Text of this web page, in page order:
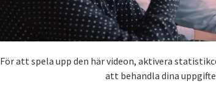
För att spela upp den här videon, aktivera
att behandla dina